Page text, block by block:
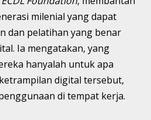
milenial yang dapat
dan pelatihan yang benar
Ia mengatakan, yang
hanyalah untuk apa
digital tersebut,
di tempat kerja.